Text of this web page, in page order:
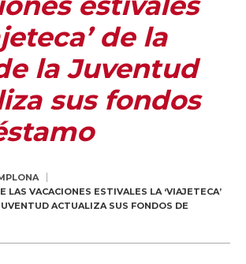
de la
la Juventud
sus fondos
LAS VACACIONES ESTIVALES LA ‘VIAJETECA’
ACTUALIZA SUS FONDOS DE